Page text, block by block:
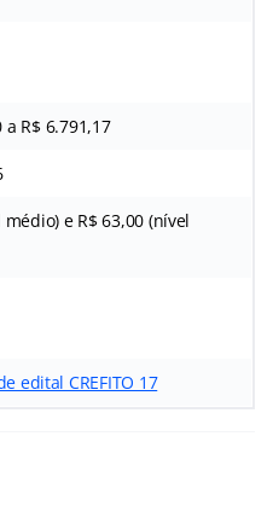
a R$ 6.791,17
médio) e R$ 63,00 (nível
edital CREFITO 17